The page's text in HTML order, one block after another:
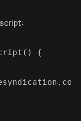
{